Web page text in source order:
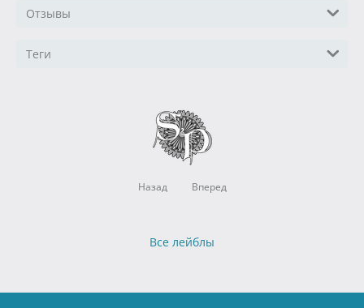
Отзывы
Теги
Назад Вперед
Все лейблы